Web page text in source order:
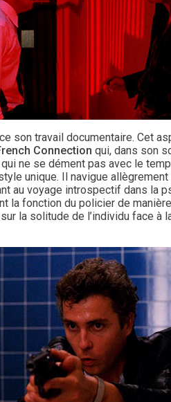
son travail documentaire. Cet
Connection qui, dans son
ne se dément pas avec le
unique. Il navigue
au voyage introspectif dans la
la fonction du policier de
la solitude de l’individu face à